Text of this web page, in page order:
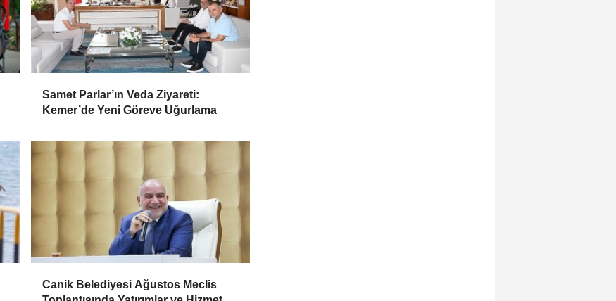
Samet Parlar’ın Veda Ziyareti:
Kemer’de Yeni Göreve Uğurlama
Canik Belediyesi Ağustos Meclis